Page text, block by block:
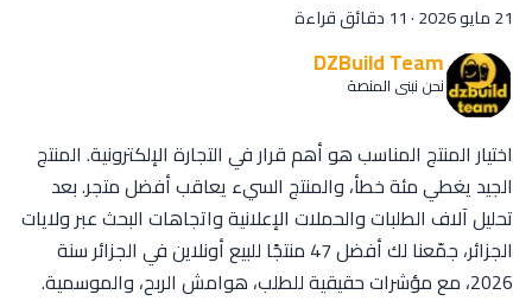
21 مايو 2026 ·11 دقائق قراءة
DZBuild Team
نحن نبني المنصة
اختيار المنتج المناسب هو أهم قرار في التجارة الإلكترونية. المنتج
الجيد يغطي مئة خطأ، والمنتج السيء يعاقب أفضل متجر. بعد
تحليل آلاف الطلبات والحملات الإعلانية واتجاهات البحث عبر ولايات
الجزائر، جمّعنا لك أفضل 47 منتجًا للبيع أونلاين في الجزائر سنة
2026، مع مؤشرات حقيقية للطلب، هوامش الربح، والموسمية.